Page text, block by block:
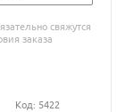
свяжутся
заказа
Код: 5422